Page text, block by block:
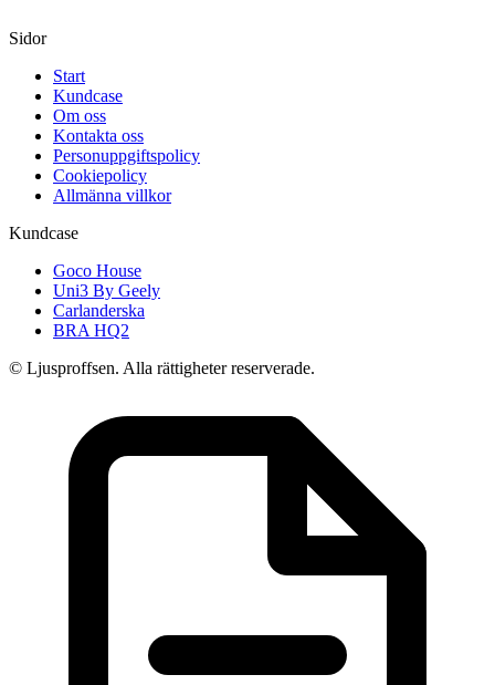
Sidor
Start
Kundcase
Om oss
Kontakta oss
Personuppgiftspolicy
Cookiepolicy
Allmänna villkor
Kundcase
Goco House
Uni3 By Geely
Carlanderska
BRA HQ2
© Ljusproffsen. Alla rättigheter reserverade.